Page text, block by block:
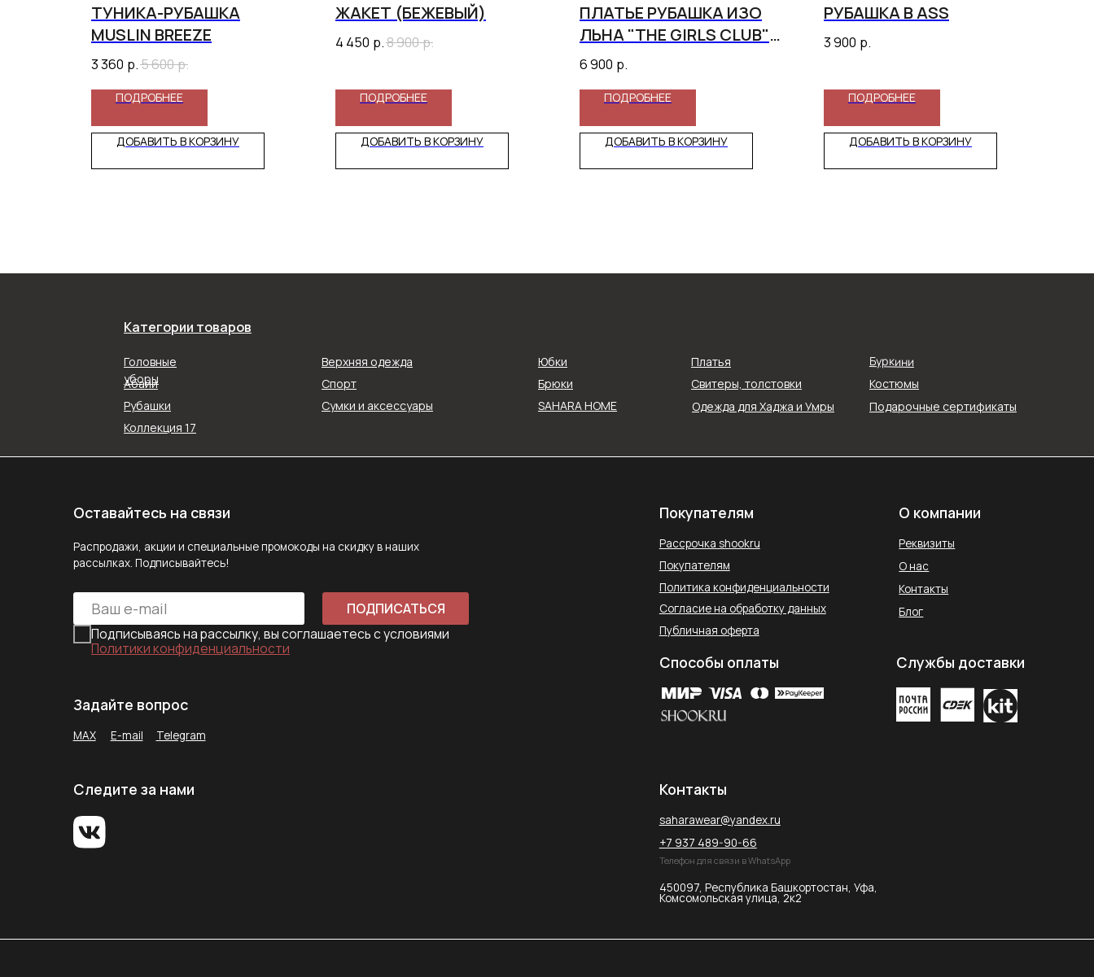
ТУНИКА-РУБАШКА
MUSLIN BREEZE
3 360 р.5 600р.
ПОДРОБНЕЕ
ДОБАВИТЬ В КОРЗИНУ
ЖАКЕТ (БЕЖЕВЫЙ)
4 450 р.8 900р.
ПОДРОБНЕЕ
ДОБАВИТЬ В КОРЗИНУ
ПЛАТЬЕ РУБАШКА ИЗО
ЛЬНА "THE GIRLS CLUB"
(ПЫЛЬНАЯ РОЗА)
6 900 р.
ПОДРОБНЕЕ
ДОБАВИТЬ В КОРЗИНУ
РУБАШКА В АSS
3 900 р.
ПОДРОБНЕЕ
ДОБАВИТЬ В КОРЗИНУ
Категории товаров
Головные
уборы
Абайи
Рубашки
Коллекция 17
Спорт
Верхняя одежда
Сумки и аксессуары
Юбки
Брюки
SAHARA HOME
Платья
Свитеры, толстовки
Буркини
Костюмы
Подарочные сертификаты
Одежда для Хаджа и Умры
Оставайтесь на связи
Распродажи, акции и специальные промокоды на скидку в наших
рассылках. Подписывайтесь!
Подписываясь на рассылку, вы соглашаетесь с условиями
ПОДПИСАТЬСЯ
Политика конфиденциальности
Согласие на обработку данных
Блог
450097, Республика Башкортостан, Уфа,
Комсомольская улица, 2к2
Телефон для связи в WhatsApp
+7 937 489-90-66
saharawear@yandex.ru
Службы доставки
Способы оплаты
Следите за нами